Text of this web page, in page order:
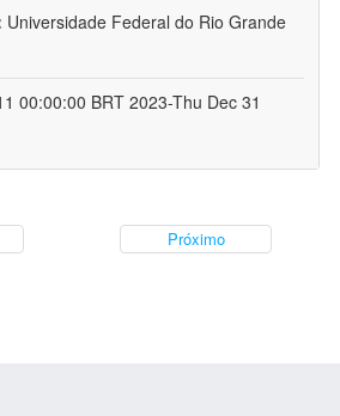
Universidade Federal do Rio Grande
00:00:00 BRT 2023-Thu Dec 31
Próximo